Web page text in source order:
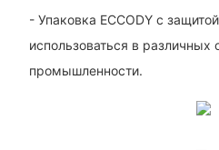
- Упаковка ECCODY с
использоваться в различных
промышленности.